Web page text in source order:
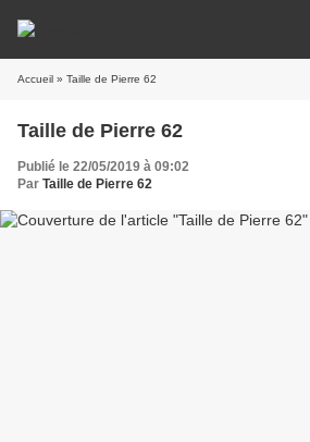
Accueil » Taille de Pierre 62
Taille de Pierre 62
Publié le 22/05/2019 à 09:02
Par Taille de Pierre 62